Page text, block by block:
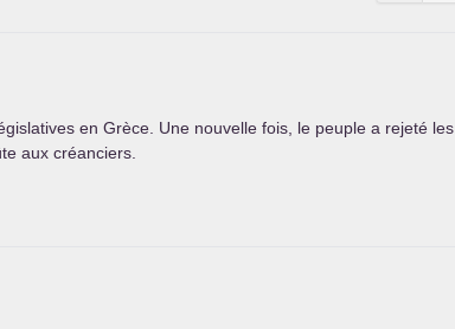
en Grèce. Une nouvelle fois, le peuple a rejeté les
aux créanciers.